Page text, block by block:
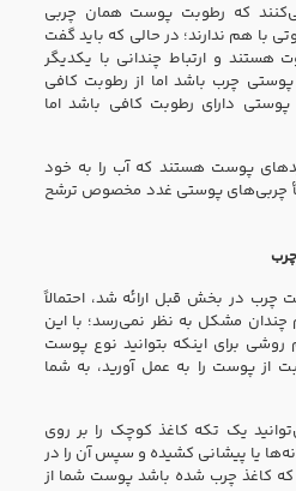
که رطوبت پوست همان چربی
با هم ندارند؛ در حالی که باید گفت
هستند و ارتباط چندانی با یکدیگر
چرب باشد اما از رطوبت کافی
پوستی دارای رطوبت کافی باشد اما
پوست هستند که آب را به خود
چربی‌های پوستی غدد مخصوص ترشح
چرب در بخش قبل ارائه شد، احتمالاً
مشکل به نظر نمی‌رسد؛ با این
برای اینکه بتوانید نوع پوست
از پوست را به عمل آورید، به شما
یک تکه کاغذ کوچک را بر روی
یا پیشانی کشیده و سپس آن را در
که کاغذ چرب شده باشد پوست شما از